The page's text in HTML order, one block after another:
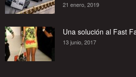
21 enero, 2019
Una solución al Fast
13 junio, 2017